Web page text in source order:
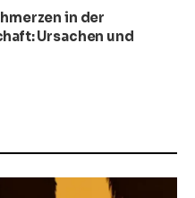
in der
Ursachen und